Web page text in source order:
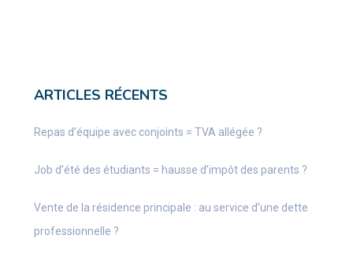
ARTICLES RÉCENTS
Repas d’équipe avec conjoints = TVA allégée ?
Job d’été des étudiants = hausse d’impôt des parents ?
Vente de la résidence principale : au service d’une dette
professionnelle ?